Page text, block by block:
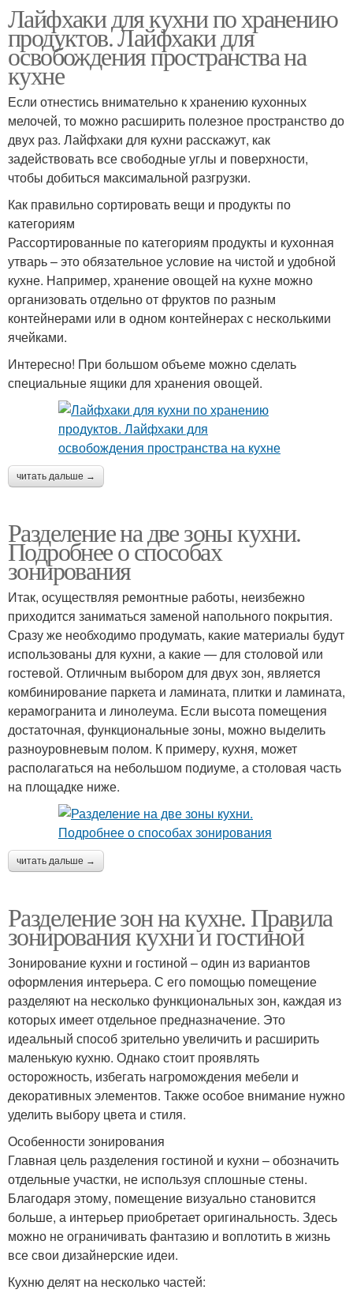
Лайфхаки для кухни по хранению
продуктов. Лайфхаки для
освобождения пространства на
кухне
Если отнестись внимательно к хранению кухонных
мелочей, то можно расширить полезное пространство до
двух раз. Лайфхаки для кухни расскажут, как
задействовать все свободные углы и поверхности,
чтобы добиться максимальной разгрузки.
Как правильно сортировать вещи и продукты по
категориям
Рассортированные по категориям продукты и кухонная
утварь – это обязательное условие на чистой и удобной
кухне. Например, хранение овощей на кухне можно
организовать отдельно от фруктов по разным
контейнерами или в одном контейнерах с несколькими
ячейками.
Интересно! При большом объеме можно сделать
специальные ящики для хранения овощей.
читать дальше →
Разделение на две зоны кухни.
Подробнее о способах
зонирования
Итак, осуществляя ремонтные работы, неизбежно
приходится заниматься заменой напольного покрытия.
Сразу же необходимо продумать, какие материалы будут
использованы для кухни, а какие — для столовой или
гостевой. Отличным выбором для двух зон, является
комбинирование паркета и ламината, плитки и ламината,
керамогранита и линолеума. Если высота помещения
достаточная, функциональные зоны, можно выделить
разноуровневым полом. К примеру, кухня, может
располагаться на небольшом подиуме, а столовая часть
на площадке ниже.
читать дальше →
Разделение зон на кухне. Правила
зонирования кухни и гостиной
Зонирование кухни и гостиной – один из вариантов
оформления интерьера. С его помощью помещение
разделяют на несколько функциональных зон, каждая из
которых имеет отдельное предназначение. Это
идеальный способ зрительно увеличить и расширить
маленькую кухню. Однако стоит проявлять
осторожность, избегать нагромождения мебели и
декоративных элементов. Также особое внимание нужно
уделить выбору цвета и стиля.
Особенности зонирования
Главная цель разделения гостиной и кухни – обозначить
отдельные участки, не используя сплошные стены.
Благодаря этому, помещение визуально становится
больше, а интерьер приобретает оригинальность. Здесь
можно не ограничивать фантазию и воплотить в жизнь
все свои дизайнерские идеи.
Кухню делят на несколько частей: